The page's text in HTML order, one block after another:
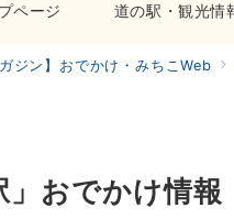
ページ 道の駅・観光情
ジン】おでかけ・みちこWeb
」おでかけ情